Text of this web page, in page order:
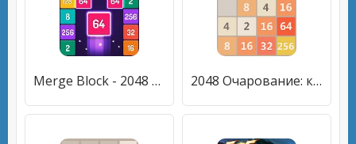
Merge Block - 2048 головоломок 2048 Очарование: классический & Новые игры 2048